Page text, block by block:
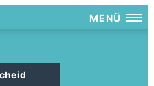
MENÜ